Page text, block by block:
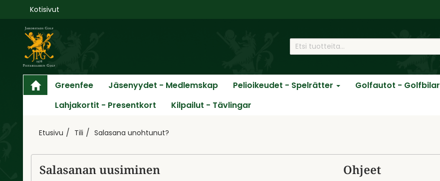
Kotisivut
Greenfee Jäsenyydet - Medlemskap Pelioikeudet - Spelrätter Golfautot - Golfbilar
Lahjakortit - Presentkort
Kilpailut - Tävlingar
Etusivu Tili Salasana unohtunut?
Salasanan uusiminen Ohjeet